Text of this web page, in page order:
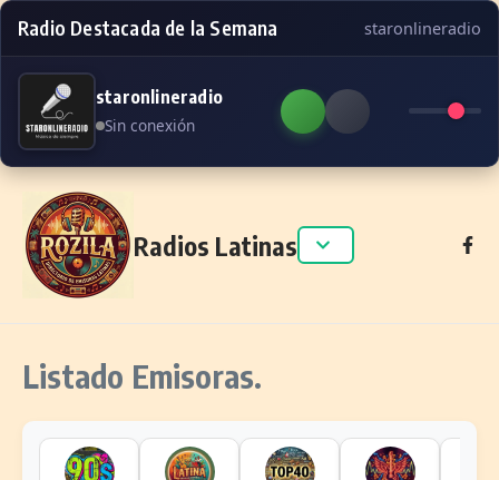
Radio Destacada de la Semana staronlineradio
staronlineradio
Sin conexión
Skip to content
Radios Latinas
Listado Emisoras.